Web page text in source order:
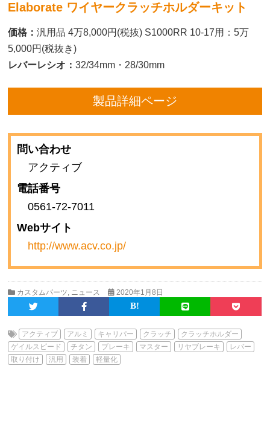
Elaborate ワイヤークラッチホルダーキット
価格：汎用品 4万8,000円(税抜) S1000RR 10-17用：5万
5,000円(税抜き)
レバーレシオ：32/34mm・28/30mm
製品詳細ページ
問い合わせ
アクティブ
電話番号
0561-72-7011
Webサイト
http://www.acv.co.jp/
カスタムパーツ ニュース 2020年1月8日
アクティブ アルミ キャリパー クラッチ
クラッチホルダー
ゲイルスピード
チタン ブレーキ マスター リヤブレーキ
レバー
取り付け
汎用 装着 軽量化